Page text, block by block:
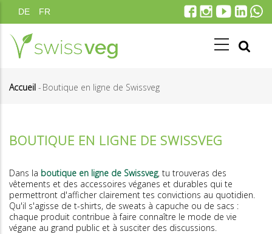
au
contenu
principal
DE FR
Accueil - Boutique en ligne de Swissveg
BOUTIQUE EN LIGNE DE SWISSVEG
Dans la boutique en ligne de Swissveg, tu trouveras des
vêtements et des accessoires véganes et durables qui te
permettront d'afficher clairement tes convictions au quotidien.
Qu'il s'agisse de t-shirts, de sweats à capuche ou de sacs :
chaque produit contribue à faire connaître le mode de vie
végane au grand public et à susciter des discussions.